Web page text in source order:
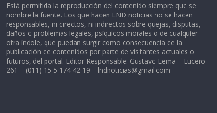
Está permitida la reproducción del contenido siempre que se
nombre la fuente. Los que hacen LND noticias no se hacen
responsables, ni directos, ni indirectos sobre quejas, disputas,
daños o problemas legales, psíquicos morales o de cualquier
otra índole, que puedan surgir como consecuencia de la
publicación de contenidos por parte de visitantes actuales o
futuros, del portal. Editor Responsable: Gustavo Lema – Lucero
261 – (011) 15 5 174 42 19 – lndnoticias@gmail.com –